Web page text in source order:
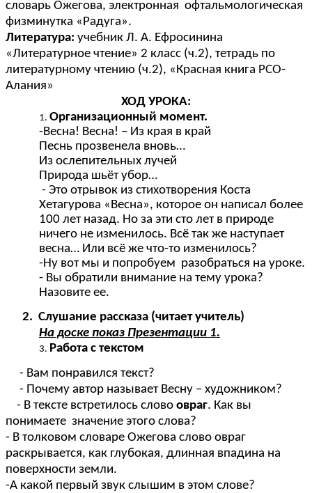
словарь Ожегова, электронная офтальмологическая
физминутка «Радуга».
Литература: учебник Л. А. Ефросинина
«Литературное чтение» 2 класс (ч.2), тетрадь по
литературному чтению (ч.2), «Красная книга РСО-
Алания»
ХОД УРОКА:
Организационный момент.
-Весна! Весна! – Из края в край
Песнь прозвенела вновь…
Из ослепительных лучей
Природа шьёт убор…
- Это отрывок из стихотворения Коста
Хетагурова «Весна», которое он написал более
100 лет назад. Но за эти сто лет в природе
ничего не изменилось. Всё так же наступает
весна… Или всё же что-то изменилось?
-Ну вот мы и попробуем разобраться на уроке.
- Вы обратили внимание на тему урока?
Назовите ее.
2. Слушание рассказа (читает учитель)
На доске показ Презентации 1.
Работа с текстом
- Вам понравился текст?
- Почему автор называет Весну – художником?
- В тексте встретилось слово овраг. Как вы
понимаете значение этого слова?
- В толковом словаре Ожегова слово овраг
раскрывается, как глубокая, длинная впадина на
поверхности земли.
-А какой первый звук слышим в этом слове?